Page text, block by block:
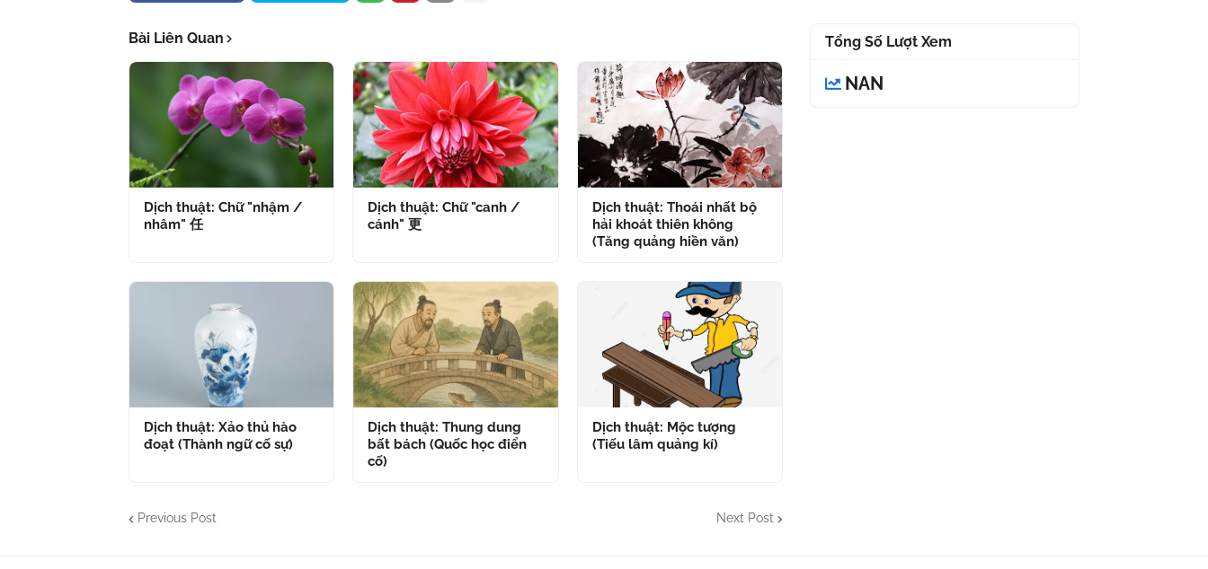
Bài Liên Quan
Dịch thuật: Chữ "nhậm /
nhâm" 任
Dịch thuật: Chữ "canh /
cánh" 更
Dịch thuật: Thoái nhất bộ
hải khoát thiên không
(Tăng quảng hiền văn)
Dịch thuật: Xảo thủ hào
đoạt (Thành ngữ cố sự)
Dịch thuật: Thung dung
bất bách (Quốc học điển
cố)
Dịch thuật: Mộc tượng
(Tiếu lâm quảng kí)
Previous Post Next Post
Tổng Số Lượt Xem
NAN